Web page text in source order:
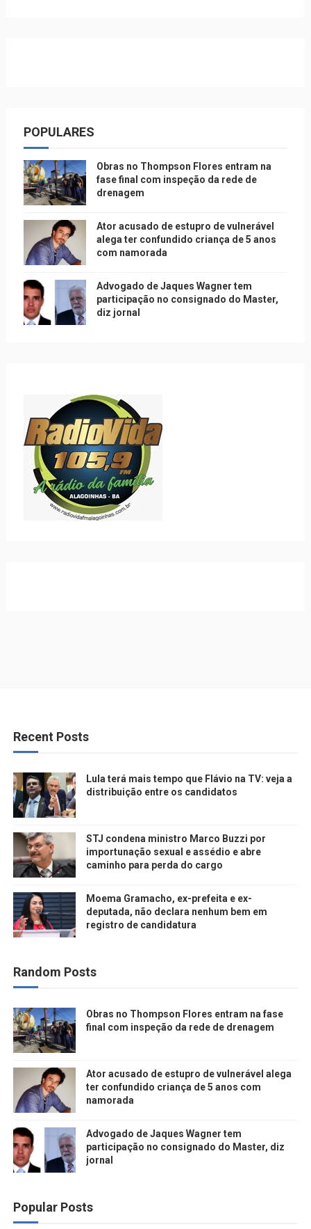
POPULARES
Obras no Thompson Flores entram na
fase final com inspeção da rede de
drenagem
Ator acusado de estupro de vulnerável
alega ter confundido criança de 5 anos
com namorada
Advogado de Jaques Wagner tem
participação no consignado do Master,
diz jornal
Recent Posts
Lula terá mais tempo que Flávio na TV: veja a
distribuição entre os candidatos
STJ condena ministro Marco Buzzi por
importunação sexual e assédio e abre
caminho para perda do cargo
Moema Gramacho, ex-prefeita e ex-
deputada, não declara nenhum bem em
registro de candidatura
Random Posts
Obras no Thompson Flores entram na fase
final com inspeção da rede de drenagem
Ator acusado de estupro de vulnerável alega
ter confundido criança de 5 anos com
namorada
Advogado de Jaques Wagner tem
participação no consignado do Master, diz
jornal
Popular Posts